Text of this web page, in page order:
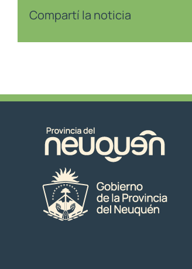
Compartí la noticia